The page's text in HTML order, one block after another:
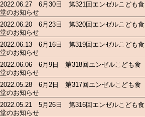
2022.06.27 6月30日 第321回エンゼルこども食
堂のお知らせ
2022.06.20 6月23日 第320回エンゼルこども食
堂のお知らせ
2022.06.13 6月16日 第319回エンゼルこども食
堂のお知らせ
2022.06.06 6月9日 第318回エンゼルこども食
堂のお知らせ
2022.05.28 6月2日 第317回エンゼルこども食
堂のお知らせ
2022.05.21 5月26日 第316回エンゼルこども食
堂のお知らせ